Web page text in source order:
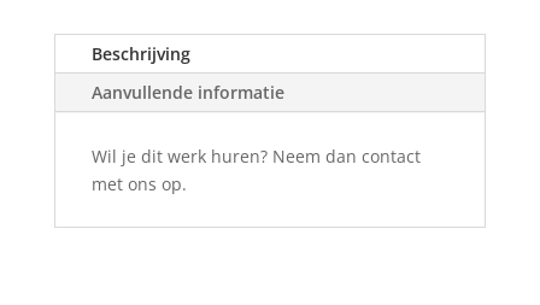
Beschrijving
Aanvullende informatie
Wil je dit werk huren? Neem dan contact
met ons op.